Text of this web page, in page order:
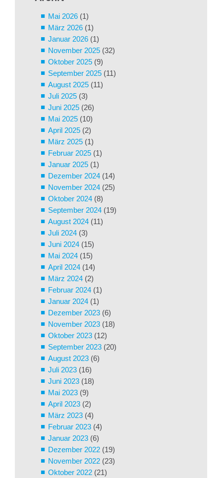
Mai 2026 (1)
März 2026 (1)
Januar 2026 (1)
November 2025 (32)
Oktober 2025 (9)
September 2025 (11)
August 2025 (11)
Juli 2025 (3)
Juni 2025 (26)
Mai 2025 (10)
April 2025 (2)
März 2025 (1)
Februar 2025 (1)
Januar 2025 (1)
Dezember 2024 (14)
November 2024 (25)
Oktober 2024 (8)
September 2024 (19)
August 2024 (11)
Juli 2024 (3)
Juni 2024 (15)
Mai 2024 (15)
April 2024 (14)
März 2024 (2)
Februar 2024 (1)
Januar 2024 (1)
Dezember 2023 (6)
November 2023 (18)
Oktober 2023 (12)
September 2023 (20)
August 2023 (6)
Juli 2023 (16)
Juni 2023 (18)
Mai 2023 (9)
April 2023 (2)
März 2023 (4)
Februar 2023 (4)
Januar 2023 (6)
Dezember 2022 (19)
November 2022 (23)
Oktober 2022 (21)